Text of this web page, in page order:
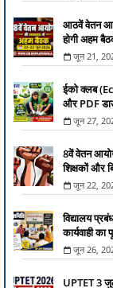
आठवें वेतन
होगी अहम
जून 21,
ईको क्लब
और PDF
जून 27,
8वें वेतन
शिक्षकों और
जून 22,
विद्यालय
कार्यवाही
जून 26,
UPTET 3